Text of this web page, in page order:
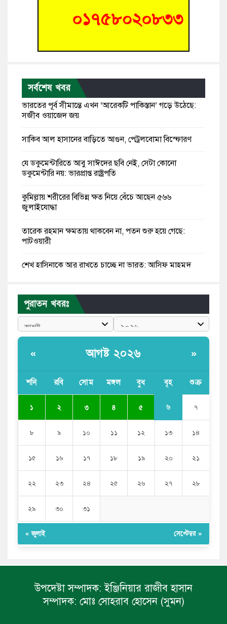
সর্বশেষ খবর
ভারতের পূর্ব সীমান্তে এখন ‘আরেকটি পাকিস্তান’ গড়ে উঠেছে:
সজীব ওয়াজেদ জয়
সাকিব আল হাসানের বাড়িতে আগুন, পেট্রলবোমা বিস্ফোরণ
যে ডকুমেন্টারিতে আবু সাঈদের ছবি নেই, সেটা কোনো
ডকুমেন্টারি নয়: ভারপ্রাপ্ত রাষ্ট্রপতি
কুমিল্লায় শরীরের বিভিন্ন ক্ষত নিয়ে বেঁচে আছেন ৫৬৬
জুলাইযোদ্ধা
তারেক রহমান ক্ষমতায় থাকবেন না, পতন শুরু হয়ে গেছে:
পাটওয়ারী
শেখ হাসিনাকে আর রাখতে চাচ্ছে না ভারত: আসিফ মাহমুদ
ইউনূস
আলিয়া মাদ্রাসায় ছাত্রদল-শিবির সংঘর্ষ, হাতে পাইপ মাথায়
হেলমেট পড়ে মাঠে যুবদল নেতা নয়ন
কুমিল্লার ৫ হাসপাতাল-ডায়াগনস্টিক সাময়িক বন্ধের নির্দেশ
পরকীয়ার অভিযোগে গ্রামবাসীর হাতে আটক কনটেন্ট ক্রিয়েটর
পুরাতন খবরঃ
« আগষ্ট ২০২৬ »
শনি রবি সোম মঙ্গল বুধ বৃহ শুক্র
১ ২ ৩ ৪ ৫ ৬ ৭
৮ ৯ ১০ ১১ ১২ ১৩ ১৪
১৫ ১৬ ১৭ ১৮ ১৯ ২০ ২১
২২ ২৩ ২৪ ২৫ ২৬ ২৭ ২৮
২৯ ৩০ ৩১
« জুলাই সেপ্টেম্বর »
উপদেষ্টা সম্পাদক: ইঞ্জিনিয়ার রাজীব হাসান
সম্পাদক: মোঃ সোহরাব হোসেন (সুমন)